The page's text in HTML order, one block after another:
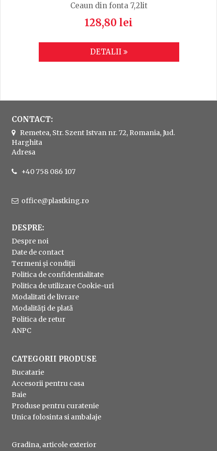
Ceaun din fonta 7,2lit
128,80 lei
DETALII
CONTACT:
Remetea, Str. Szent Istvan nr. 72, Romania, Jud.
Harghita
Adresa
+40 758 086 107
office@plastking.ro
DESPRE:
Despre noi
Date de contact
Termeni și condiții
Politica de confidentialitate
Politica de utilizare Cookie-uri
Modalitati de livrare
Modalități de plată
Politica de retur
ANPC
CATEGORII PRODUSE
Bucatarie
Accesorii pentru casa
Baie
Produse pentru curatenie
Unica folosinta si ambalaje
Gradina, articole exterior